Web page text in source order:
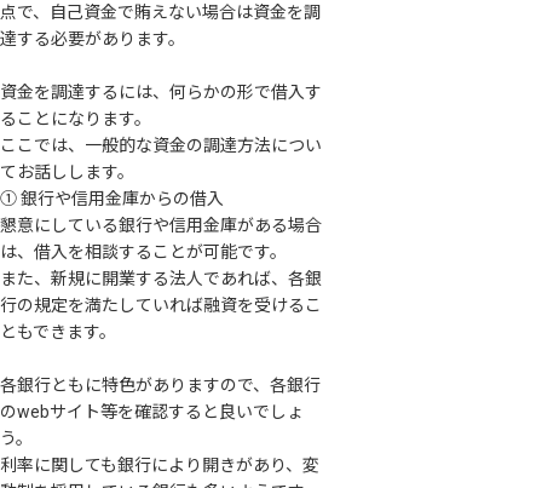
点で、自己資金で賄えない場合は資金を調
達する必要があります。
資金を調達するには、何らかの形で借入す
ることになります。
ここでは、一般的な資金の調達方法につい
てお話しします。
① 銀行や信用金庫からの借入
懇意にしている銀行や信用金庫がある場合
は、借入を相談することが可能です。
また、新規に開業する法人であれば、各銀
行の規定を満たしていれば融資を受けるこ
ともできます。
各銀行ともに特色がありますので、各銀行
のwebサイト等を確認すると良いでしょ
う。
利率に関しても銀行により開きがあり、変